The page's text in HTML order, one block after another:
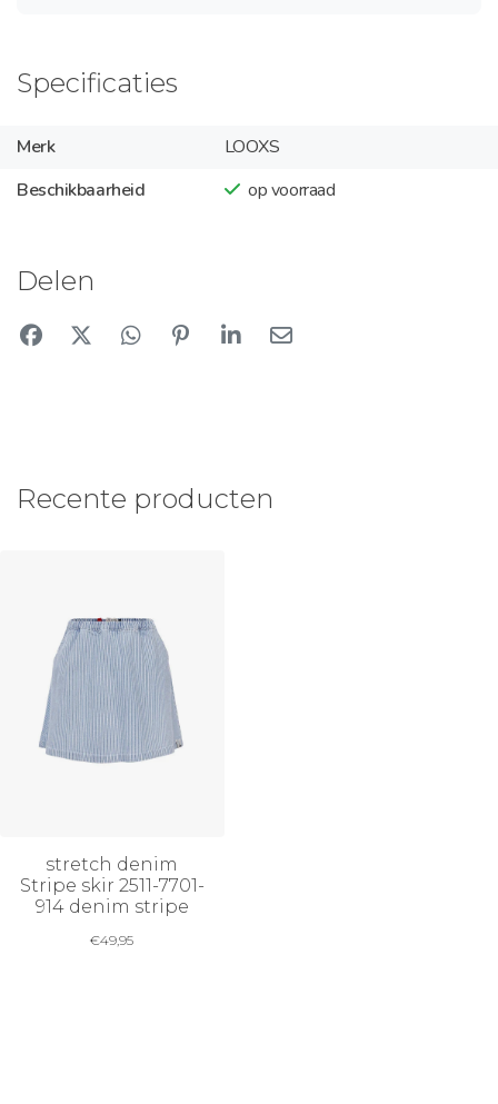
Specificaties
Merk
LOOXS
Beschikbaarheid
op voorraad
Delen
Recente producten
stretch denim
Stripe skir 2511-7701-
914 denim stripe
€49,95